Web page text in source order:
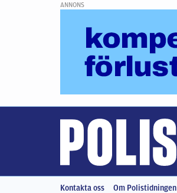
ANNONS
Kontakta oss Om Polistidningen